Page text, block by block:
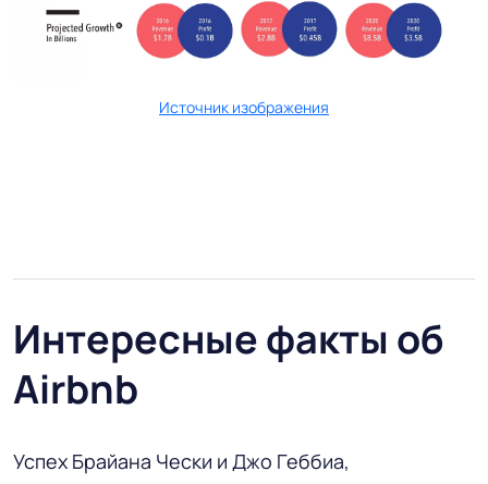
Источник изображения
Интересные факты об
Airbnb
Успех Брайана Чески и Джо Геббиа,